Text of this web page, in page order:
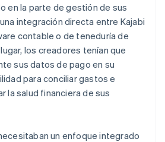
en la parte de gestión de sus
integración directa entre Kajabi
contable o de teneduría de
los creadores tenían que
sus datos de pago en su
para conciliar gastos e
la salud financiera de sus
un enfoque integrado